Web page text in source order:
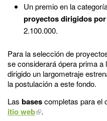
Un premio en la
proyectos dirigidos
2.100.000.
Para la selección de
se considerará ópera prima
dirigido un largometraje
la postulación a este fondo.
Las basescompletas para el
itio web
.